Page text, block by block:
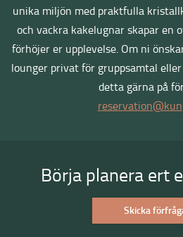
unika miljön med praktfulla
och vackra kakelugnar skapar en
förhöjer er upplevelse. Om ni
lounger privat för gruppsamtal
detta gärna på
Börja planera ert
Skicka